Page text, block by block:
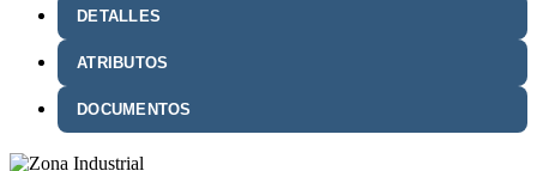
DETALLES
ATRIBUTOS
DOCUMENTOS